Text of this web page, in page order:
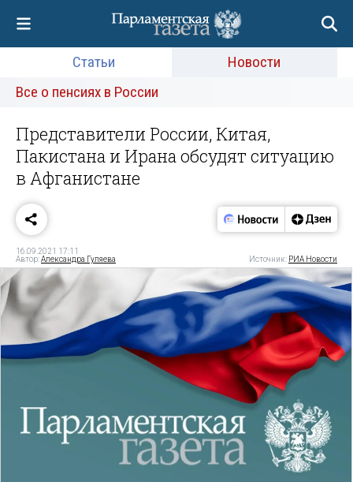
Статьи
Новости
Все о пенсиях в России
Представители России, Китая,
Пакистана и Ирана обсудят ситуацию
в Афганистане
16.09.2021 17:11
Автор:Александра Гуляева Источник: РИА Новости